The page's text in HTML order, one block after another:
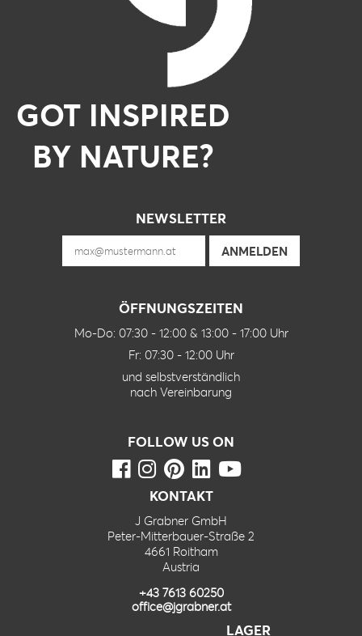
GOT INSPIRED
BY NATURE?
NEWSLETTER
ÖFFNUNGSZEITEN
Mo-Do: 07:30 - 12:00 & 13:00 - 17:00 Uhr
Fr: 07:30 - 12:00 Uhr
und selbstverständlich
nach Vereinbarung
FOLLOW US ON
KONTAKT
J Grabner GmbH
Peter-Mitterbauer-Straße 2
4661 Roitham
Austria
+43 7613 60250
office@jgrabner.at
LAGER